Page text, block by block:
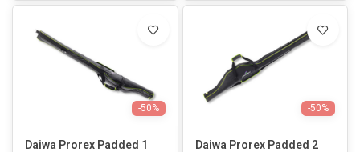
-50%
Daiwa Prorex Padded 1
-50%
Daiwa Prorex Padded 2